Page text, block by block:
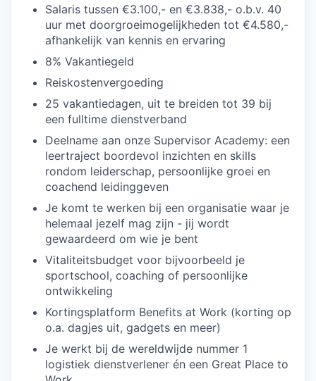
Salaris tussen €3.100,- en €3.838,- o.b.v. 40
uur met doorgroeimogelijkheden tot €4.580,-
afhankelijk van kennis en ervaring
8% Vakantiegeld
Reiskostenvergoeding
25 vakantiedagen, uit te breiden tot 39 bij
een fulltime dienstverband
Deelname aan onze Supervisor Academy: een
leertraject boordevol inzichten en skills
rondom leiderschap, persoonlijke groei en
coachend leidinggeven
Je komt te werken bij een organisatie waar je
helemaal jezelf mag zijn - jij wordt
gewaardeerd om wie je bent
Vitaliteitsbudget voor bijvoorbeeld je
sportschool, coaching of persoonlijke
ontwikkeling
Kortingsplatform Benefits at Work (korting op
o.a. dagjes uit, gadgets en meer)
Je werkt bij de wereldwijde nummer 1
logistiek dienstverlener én een Great Place to